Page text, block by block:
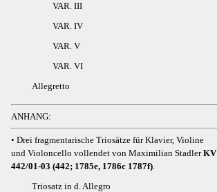
VAR. III
VAR. IV
VAR. V
VAR. VI
Allegretto
ANHANG:
• Drei fragmentarische Triosätze für Klavier, Violine
und Violoncello vollendet von Maximilian StadlerKV
442/01-03 (442; 1785e, 1786c 1787f).
Triosatz in d. Allegro